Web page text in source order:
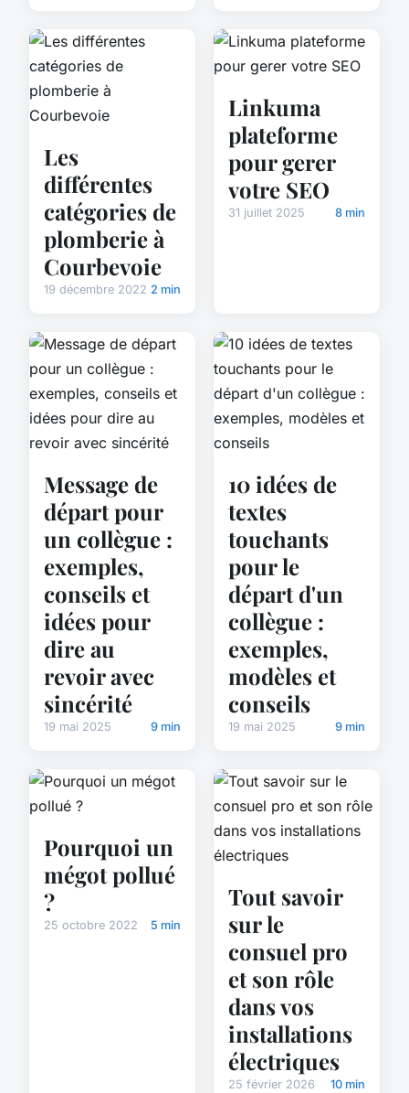
Les
différentes
catégories de
plomberie à
Courbevoie
19 décembre 2022 2 min
Linkuma
plateforme
pour gerer
votre SEO
31 juillet 2025 8 min
Message de
départ pour
un collègue :
exemples,
conseils et
idées pour
dire au
revoir avec
sincérité
19 mai 2025 9 min
10 idées de
textes
touchants
pour le
départ d'un
collègue :
exemples,
modèles et
conseils
19 mai 2025 9 min
Pourquoi un
mégot pollué
?
25 octobre 2022 5 min
Tout savoir
sur le
consuel pro
et son rôle
dans vos
installations
électriques
25 février 2026 10 min